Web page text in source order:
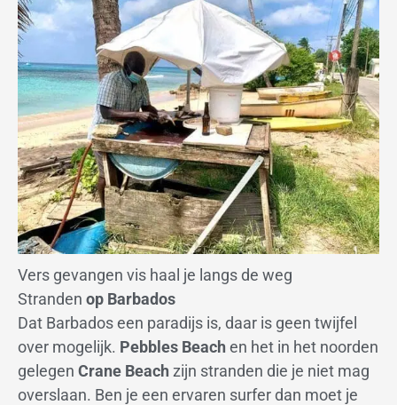
Vers gevangen vis haal je langs de weg
Stranden op Barbados
Dat Barbados een paradijs is, daar is geen twijfel
over mogelijk. Pebbles Beach en het in het noorden
gelegen Crane Beach zijn stranden die je niet mag
overslaan. Ben je een ervaren surfer dan moet je